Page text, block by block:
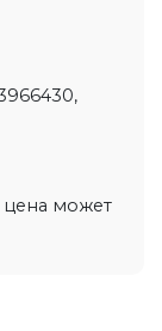
цена может